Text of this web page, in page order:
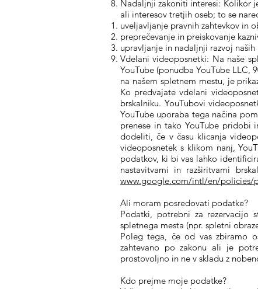
Nadaljnji zakoniti interesi: Kolikor
ali interesov tretjih oseb; to se
uveljavljanje pravnih zahtevkov in
preprečevanje in preiskovanje
upravljanje in nadaljnji razvoj
Vdelani videoposnetki: Na naše
YouTube (ponudba YouTube LLC,
na našem spletnem mestu, je
Ko predvajate vdelani
brskalniku. YouTubovi
YouTube uporaba tega načina
prenese in tako YouTube pridobi
dodeliti, če v času klicanja
videoposnetek s klikom nanj,
podatkov, ki bi vas lahko
nastavitvami in razširitvami
www.google.com/intl/en/policies/
Ali moram posredovati podatke?
Podatki, potrebni za rezervacijo
spletnega mesta (npr. spletni
Poleg tega, če od vas zbiramo
zahtevano po zakonu ali je
prostovoljno in ne v skladu z
Kdo prejme moje podatke?